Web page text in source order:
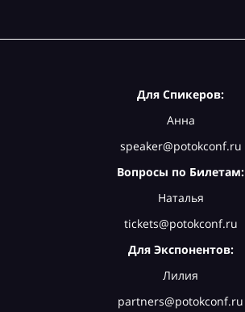
Для Спикеров:
Анна
speaker@potokconf.ru
Вопросы по Билетам:
Наталья
tickets@potokconf.ru
Для Экспонентов:
Лилия
partners@potokconf.ru